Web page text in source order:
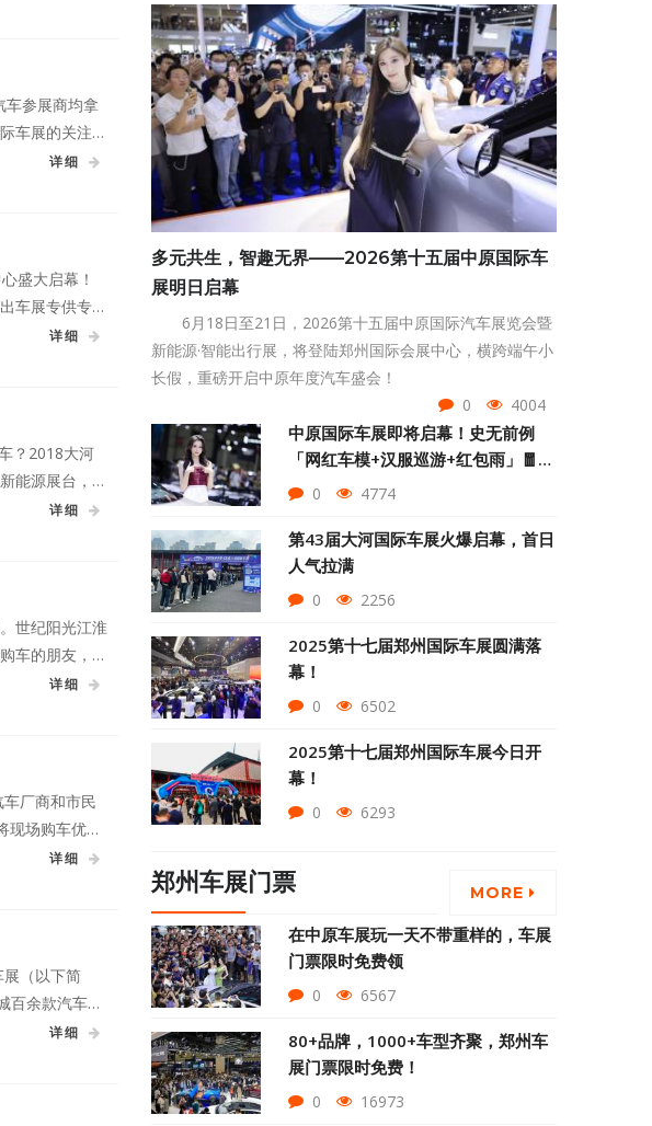
车参展商均拿
车展的关注与
详细
盛大启幕！
车展专供专
详细
？2018大河
能源展台，无
详细
世纪阳光江淮
车的朋友，可
详细
厂商和市民
现场购车优惠
详细
（以下简
百余款汽车品
详细
多元共生，智趣无界——2026第十五届中原国际车
展明日启幕
6月18日至21日，2026第十五届中原国际汽车展览会暨
新能源·智能出行展，将登陆郑州国际会展中心，横跨端午小
长假，重磅开启中原年度汽车盛会！
0
4004
中原国际车展即将启幕！史无前例
「网红车模+汉服巡游+红包雨」🧧一
张门票玩到嗨
0 4774
第43届大河国际车展火爆启幕，首日
人气拉满
0 2256
2025第十七届郑州国际车展圆满落
幕！
0 6502
2025第十七届郑州国际车展今日开
幕！
0 6293
郑州车展门票 MORE
在中原车展玩一天不带重样的，车展
门票限时免费领
0 6567
80+品牌，1000+车型齐聚，郑州车
展门票限时免费！
0 16973